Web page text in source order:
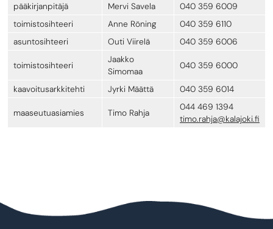
pääkirjanpitäjä
Mervi Savela
040 359 6009
toimistosihteeri
Anne Röning
040 359 6110
asuntosihteeri
Outi Viirelä 040 359 6006
toimistosihteeri
Jaakko
Simomaa
040 359 6000
kaavoitusarkkitehti Jyrki Määttä 040 359 6014
maaseutuasiamies Timo Rahja
044 469 1394
timo.rahja@kalajoki.fi